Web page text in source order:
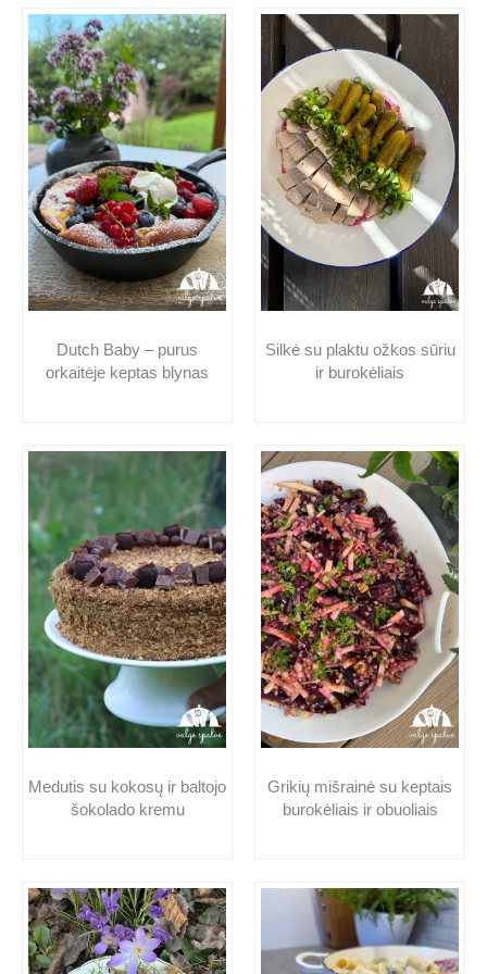
Dutch Baby – purus
orkaitėje keptas blynas
Silkė su plaktu ožkos sūriu
ir burokėliais
Medutis su kokosų ir baltojo
šokolado kremu
Grikių mišrainė su keptais
burokėliais ir obuoliais